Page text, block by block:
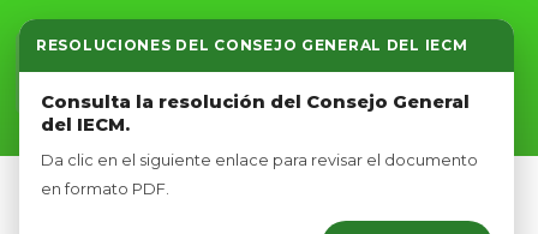
RESOLUCIONES DEL CONSEJO GENERAL DEL IECM
Consulta la resolución del Consejo General
del IECM.
Da clic en el siguiente enlace para revisar el documento
en formato PDF.
Inicio
Nosotros
Afíliate